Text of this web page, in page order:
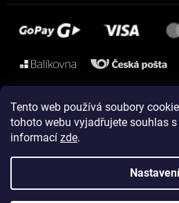
Tento web používá soubory
tohoto webu vyjadřujete souhlas
informací zde.
Nastavení
Instagram
Vytvořil